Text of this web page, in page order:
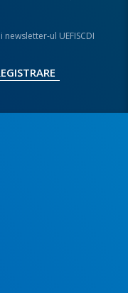
ul UEFISCDI